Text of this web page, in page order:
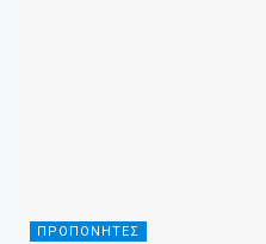
ΠΡΟΠΟΝΗΤΈΣ